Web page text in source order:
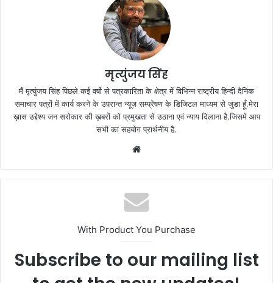
मृत्युंजय सिंह
मैं मृत्युंजय सिंह पिछले कई वर्षो से पत्रकारिता के क्षेत्र में विभिन्न राष्ट्रीय हिन्दी दैनिक
समाचार पत्रों में कार्य करने के उपरान्त न्यूज़ सम्प्रेषण के डिजिटल माध्यम से जुडा हूँ.मेरा
ख़ास उद्देश्य जन सरोकार की ख़बरों को प्रमुखता से उठाना एवं न्याय दिलाना है.जिसमे आप
सभी का सहयोग प्रार्थनीय है.
With Product You Purchase
Subscribe to our mailing list